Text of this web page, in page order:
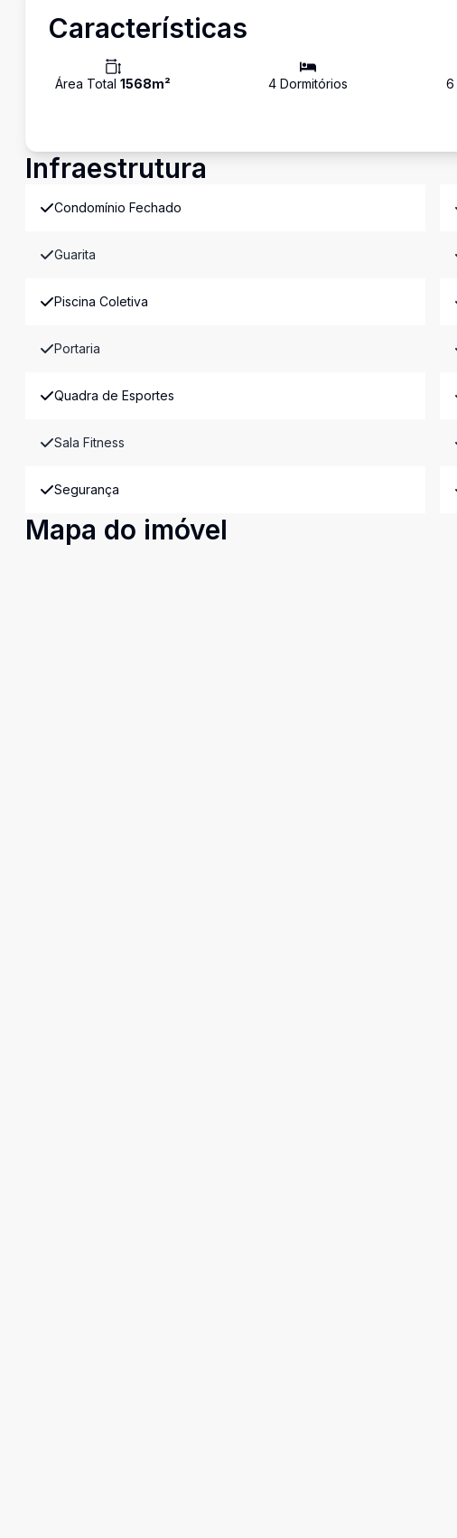
Características
Área Total 1568m² 4 Dormitórios 6
Infraestrutura
Condomínio Fechado
Guarita
Piscina Coletiva
Portaria
Quadra de Esportes
Sala Fitness
Segurança
Mapa do imóvel